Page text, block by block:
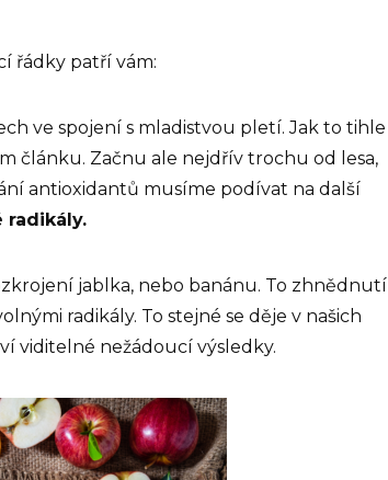
řádky patří vám:
ve spojení s mladistvou pletí. Jak to tihle
článku. Začnu ale nejdřív trochu od lesa,
antioxidantů musíme podívat na další
radikály.
jablka, nebo banánu. To zhnědnutí
radikály. To stejné se děje v našich
viditelné nežádoucí výsledky.